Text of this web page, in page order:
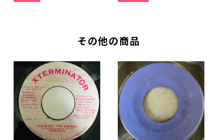
その他の商品